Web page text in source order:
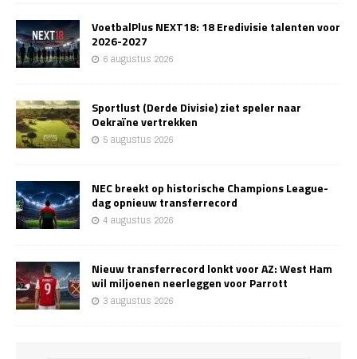
VoetbalPlus NEXT18: 18 Eredivisie talenten voor
2026-2027
6 augustus 2026
Sportlust (Derde Divisie) ziet speler naar
Oekraïne vertrekken
5 augustus 2026
NEC breekt op historische Champions League-
dag opnieuw transferrecord
4 augustus 2026
Nieuw transferrecord lonkt voor AZ: West Ham
wil miljoenen neerleggen voor Parrott
3 augustus 2026